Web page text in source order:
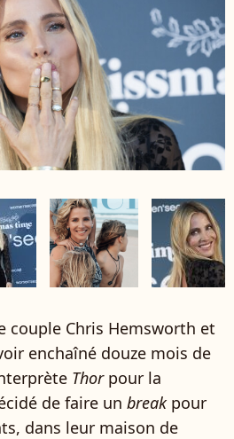
couple Chris Hemsworth et
enchaîné douze mois de
Thorpour la
de faire un breakpour
dans leur maison de